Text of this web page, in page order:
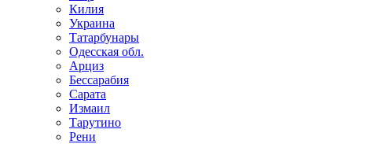
Килия
Украина
Татарбунары
Одесская обл.
Арциз
Бессарабия
Сарата
Измаил
Тарутино
Рени